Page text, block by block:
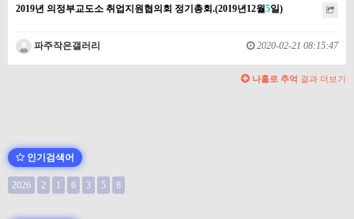
2019년 의정부교도소 취업지원협의회 정기총회.(2019년12월5일)
파주작은갤러리 2020-02-21 08:15:47
나홀로 추억 결과 더보기
인기검색어
2026 2 1 6 3 5 8